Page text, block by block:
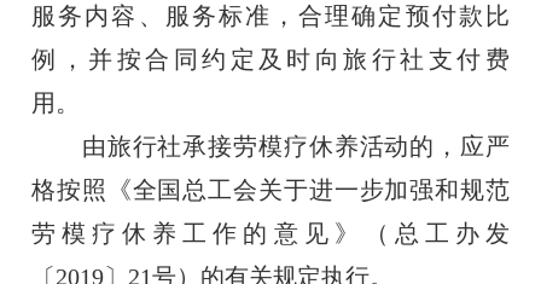
服务内容、服务标准，合理确定预付款比
例，并按合同约定及时向旅行社支付费
用。
由旅行社承接劳模疗休养活动的，应严
格按照《全国总工会关于进一步加强和规范
劳模疗休养工作的意见》（总工办发
〔2019〕21号）的有关规定执行。